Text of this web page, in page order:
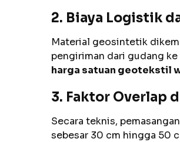
2. Biaya Logistik
Material geosintetik
pengiriman dari gudang
harga satuan geotekstil
3. Faktor Overlap
Secara teknis,
sebesar 30 cm hingga 50